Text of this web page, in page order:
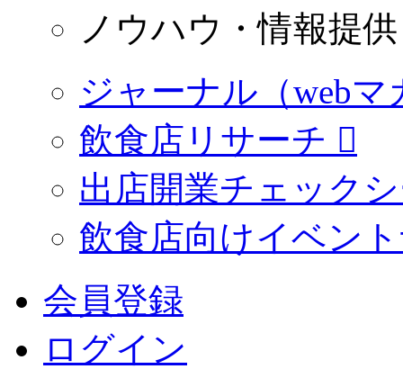
ノウハウ・情報提供
ジャーナル（webマ
飲食店リサーチ
出店開業チェック
飲食店向けイベン
会員登録
ログイン